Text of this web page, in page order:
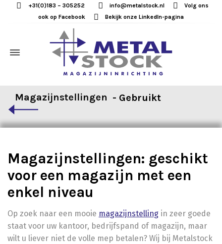
+31(0)183 – 305252 info@metalstock.nl
Volg ons
ook op Facebook
Bekijk onze LinkedIn-pagina
Magazijnstellingen
Magazijnstellingen: geschikt
voor een magazijn met een
enkel niveau
Op zoek naar een mooie magazijnstelling in zeer goede
staat voor uw kantoor, bedrijfspand of magazijn, maar
wilt u liever niet de volle mep betalen? Wij bij Metalstock